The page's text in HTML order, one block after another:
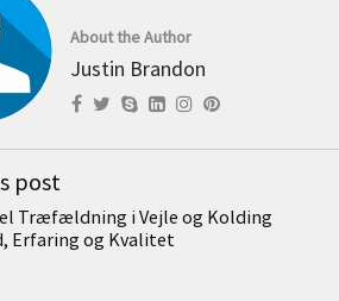
About the Author
Justin Brandon
post
Træfældning i Vejle og Kolding
Erfaring og Kvalitet